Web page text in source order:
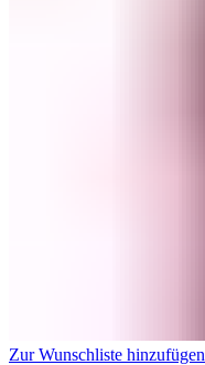
Zur Wunschliste hinzufügen